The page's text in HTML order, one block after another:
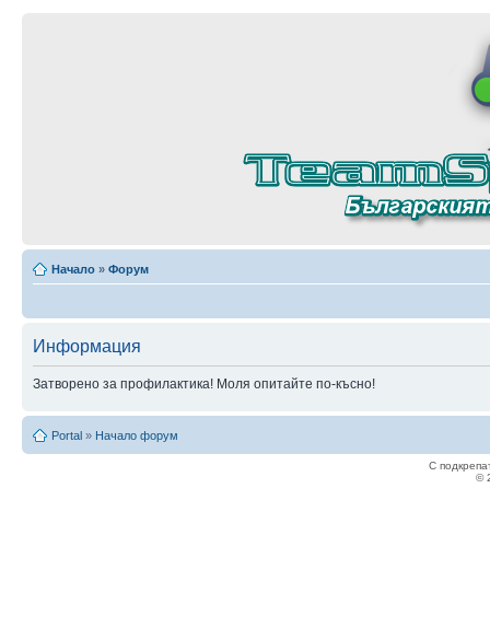
Начало » Форум
Информация
Затворено за профилактика! Моля опитайте по-късно!
Portal » Начало форум
С
©